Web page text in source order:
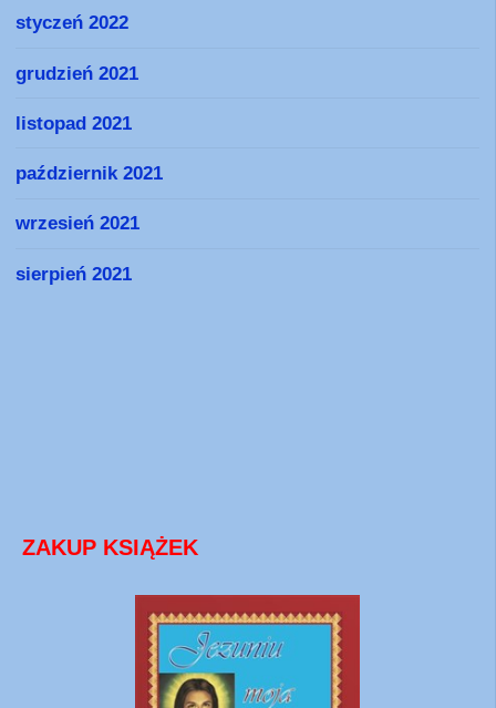
styczeń 2022
grudzień 2021
listopad 2021
październik 2021
wrzesień 2021
sierpień 2021
ZAKUP KSIĄŻEK